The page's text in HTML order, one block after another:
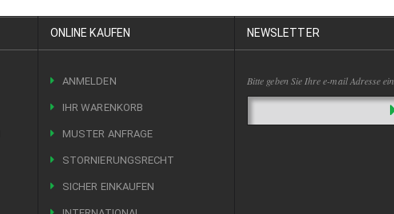
ONLINE KAUFEN
ANMELDEN
IHR WARENKORB
MUSTER ANFRAGE
STORNIERUNGSRECHT
SICHER EINKAUFEN
NEWSLETTER
Bitte geben Sie Ihre e-mail Adresse ein